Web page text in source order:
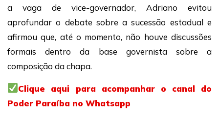
a vaga de vice-governador, Adriano evitou
aprofundar o debate sobre a sucessão estadual e
afirmou que, até o momento, não houve discussões
formais dentro da base governista sobre a
composição da chapa.
Clique aqui para acompanhar o canal do
Poder Paraíba no Whatsapp